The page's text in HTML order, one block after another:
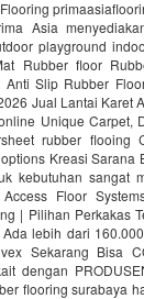
Asia
playground
Rubber floor
Slip Rubber
Jual Lantai Karet
Unique Carpet,
rubber flooing
Kreasi Sarana
kebutuhan sangat
Floor
| Pilihan Perkakas
lebih dari
Sekarang Bisa
dengan
flooring surabaya